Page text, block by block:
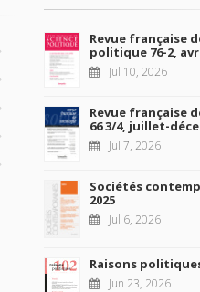
Revue française
politique 76-2,
Jul 10, 2026
Revue française
66 3/4, juillet-
Jul 7, 2026
Sociétés
2025
Jul 6, 2026
Raisons
Jun 23, 2026